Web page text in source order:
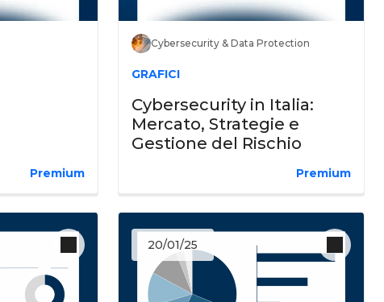
Premium
Cybersecurity & Data Protection
GRAFICI
Cybersecurity in Italia:
Mercato, Strategie e
Gestione del Rischio
Premium
20/01/25